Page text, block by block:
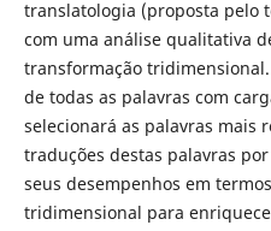
translatologia (proposta pelo
com uma análise qualitativa
transformação
de todas as palavras com
selecionará as palavras mais
traduções destas palavras
seus desempenhos em
tridimensional para